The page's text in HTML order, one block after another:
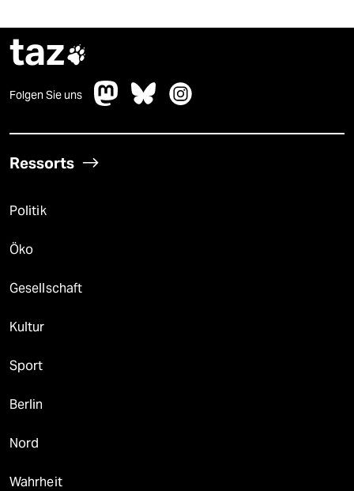
taz
Folgen Sie uns
Ressorts
Politik
Öko
Gesellschaft
Kultur
Sport
Berlin
Nord
Wahrheit